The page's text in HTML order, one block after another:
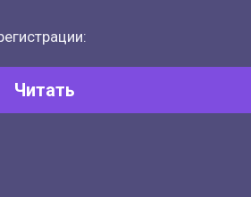
Читать